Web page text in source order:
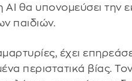
AI θα υπονομεύσει την
παιδιών.
έχει
περιστατικά βίας.